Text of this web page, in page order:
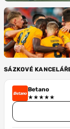
SÁZKOVÉ
Betano